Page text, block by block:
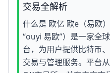
交易全解析
什么是 欧亿 欧e（易欧
“ouyi 易欧”）是一家全
台，为用户提供比特币
交易与管理服务。平台